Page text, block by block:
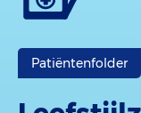
Patiëntenfolder